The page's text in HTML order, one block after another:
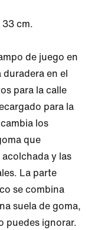
33 cm.
de juego en
en el
para la calle
para la
los
que
y las
La parte
se combina
suela de goma,
puedes ignorar.